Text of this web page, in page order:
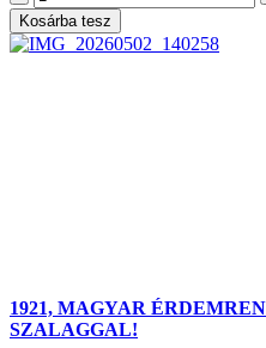
1921, MAGYAR
SZALAGGAL!